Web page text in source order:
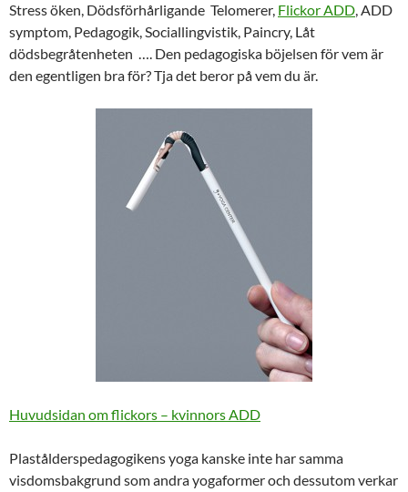
Stress öken, Dödsförhårligande Telomerer, Flickor ADD, ADD
symptom, Pedagogik, Sociallingvistik, Paincry, Låt
dödsbegråtenheten …. Den pedagogiska böjelsen för vem är
den egentligen bra för? Tja det beror på vem du är.
Huvudsidan om flickors – kvinnors ADD
Plastålderspedagogikens yoga kanske inte har samma
visdomsbakgrund som andra yogaformer och dessutom verkar